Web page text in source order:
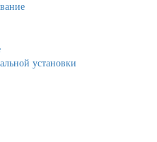
установки